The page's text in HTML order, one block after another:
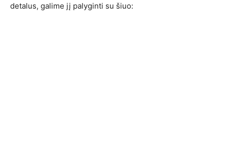
detalus, galime jį palyginti su šiuo: